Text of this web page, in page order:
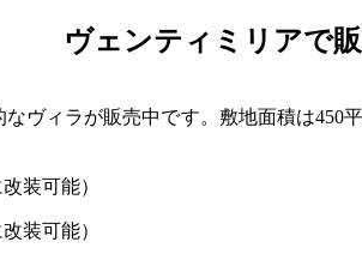
ヴェンティミリアで
ヴィラが販売中です。敷地面積は
装可能）
装可能）